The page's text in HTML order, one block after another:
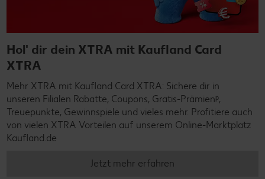
Hol' dir dein XTRA mit Kaufland Card
XTRA
Mehr XTRA mit Kaufland Card XTRA: Sichere dir in
unseren Filialen Rabatte, Coupons, Gratis-Prämienᵖ,
Treuepunkte, Gewinnspiele und vieles mehr. Profitiere auch
von vielen XTRA Vorteilen auf unserem Online-Marktplatz
Kaufland.de
Jetzt mehr erfahren